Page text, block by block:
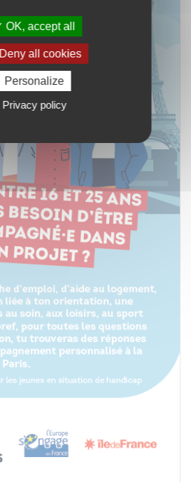
OK, accept all
Deny all cookies
Personalize
Privacy policy